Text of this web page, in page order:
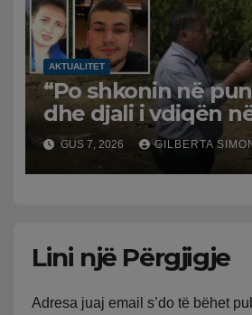
Trauma
AKTUALITET
“Po shkonin në
dhe djali i vdiqën
shqiptari në Greqi
zemrat: Humba
GUS 7, 2026 GILBERTA
Lini një Përgjigje
Adresa juaj email s’do të bëhet